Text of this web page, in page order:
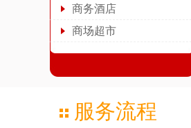
商务酒店
商场超市
服务流程